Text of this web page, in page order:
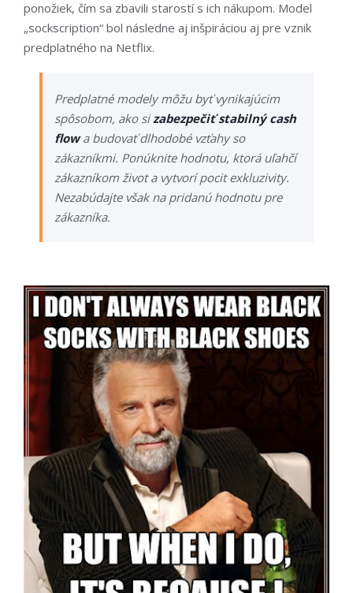
ponožiek, čím sa zbavili starostí s ich nákupom. Model
„sockscription“ bol následne aj inšpiráciou aj pre vznik
predplatného na Netflix.
Predplatné modely môžu byť vynikajúcim
spôsobom, ako sizabezpečiť stabilný cash
flowa budovať dlhodobé vzťahy so
zákazníkmi. Ponúknite hodnotu, ktorá uľahčí
zákazníkom život a vytvorí pocit exkluzivity.
Nezabúdajte však na pridanú hodnotu pre
zákazníka.